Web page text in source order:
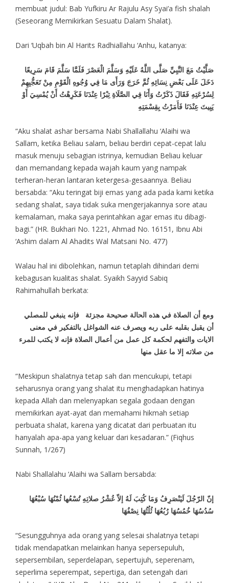
membuat judul: Bab Yufkiru Ar Rajulu Asy Syai’a fish shalah
(Seseorang Memikirkan Sesuatu Dalam Shalat).
Dari ‘Uqbah bin Al Harits Radhiallahu ‘Anhu, katanya:
صَلَّيْتُ مَعَ النَّبِيِّ صَلَّى اللَّهُ عَلَيْهِ وَسَلَّمَ الْعَصْرَ فَلَمَّا سَلَّمَ قَامَ سَرِيعًا
دَخَلَ عَلَى بَعْضِ نِسَائِهِ ثُمَّ خَرَجَ وَرَأَى مَا فِي وُجُوهِ الْقَوْمِ مِنْ تَعَجُّبِهِمْ
لِسُرْعَتِهِ فَقَالَ ذَكَرْتُ وَأَنَا فِي الصَّلَاةِ تِبْرًا عِنْدَنَا فَكَرِهْتُ أَنْ يُمْسِيَ أَوْ
يَبِيتَ عِنْدَنَا فَأَمَرْتُ بِقِسْمَتِهِ
“Aku shalat ashar bersama Nabi Shallallahu ‘Alaihi wa
Sallam, ketika Beliau salam, beliau berdiri cepat-cepat lalu
masuk menuju sebagian istrinya, kemudian Beliau keluar
dan memandang kepada wajah kaum yang nampak
terheran-heran lantaran ketergesa-gesaannya. Beliau
bersabda: “Aku teringat biji emas yang ada pada kami ketika
sedang shalat, saya tidak suka mengerjakannya sore atau
kemalaman, maka saya perintahkan agar emas itu dibagi-
bagi.” (HR. Bukhari No. 1221, Ahmad No. 16151, Ibnu Abi
‘Ashim dalam Al Ahadits Wal Matsani No. 477)
Walau hal ini dibolehkan, namun tetaplah dihindari demi
kebagusan kualitas shalat. Syaikh Sayyid Sabiq
Rahimahullah berkata:
ومع أن الصلاة في هذه الحالة صحيحة مجزئة فإنه ينبغي للمصلي
أن يقبل بقلبه على ربه ويصرف عنه الشواغل بالتفكير في معنى
الايات والتفهم لحكمة كل عمل من أعمال الصلاة فإنه لا يكتب للمرء
من صلاته إلا ما عقل منها
“Meskipun shalatnya tetap sah dan mencukupi, tetapi
seharusnya orang yang shalat itu menghadapkan hatinya
kepada Allah dan melenyapkan segala godaan dengan
memikirkan ayat-ayat dan memahami hikmah setiap
perbuata shalat, karena yang dicatat dari perbuatan itu
hanyalah apa-apa yang keluar dari kesadaran.” (Fiqhus
Sunnah, 1/267)
Nabi Shallalahu ‘Alaihi wa Sallam bersabda:
إنّ الرّجُلَ لَيَنْصَرِفُ وَمَا كُتِبَ لَهُ إلاّ عُشْرُ صلاتِهِ تُسْعُها ثُمْنُهَا سُبْعُهَا
سُدُسُهَا خُمُسُهَا رُبُعُهَا ثُلُثُهَا نِصْفُهَا
“Sesungguhnya ada orang yang selesai shalatnya tetapi
tidak mendapatkan melainkan hanya sepersepuluh,
sepersembilan, seperdelapan, sepertujuh, seperenam,
seperlima seperempat, sepertiga, dan setengah dari